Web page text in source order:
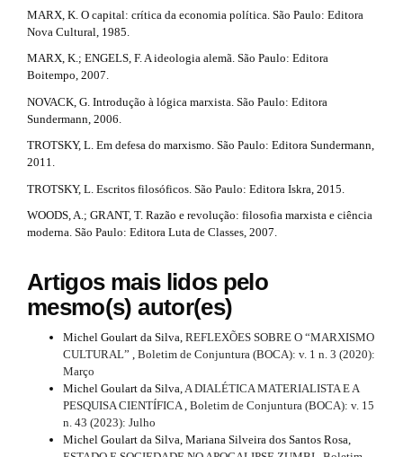
b
o
t
r
p
3
.
c
c
s
s
i
t
a
i
l
s
#
#
MARX, K. O capital: crítica da economia política. São Paulo: Editora
Nova Cultural, 1985.
MARX, K.; ENGELS, F. A ideologia alemã. São Paulo: Editora
Boitempo, 2007.
NOVACK, G. Introdução à lógica marxista. São Paulo: Editora
Sundermann, 2006.
TROTSKY, L. Em defesa do marxismo. São Paulo: Editora Sundermann,
2011.
TROTSKY, L. Escritos filosóficos. São Paulo: Editora Iskra, 2015.
WOODS, A.; GRANT, T. Razão e revolução: filosofia marxista e ciência
moderna. São Paulo: Editora Luta de Classes, 2007.
Artigos mais lidos pelo
mesmo(s) autor(es)
Michel Goulart da Silva, REFLEXÕES SOBRE O “MARXISMO
CULTURAL” , Boletim de Conjuntura (BOCA): v. 1 n. 3 (2020):
Março
Michel Goulart da Silva,A DIALÉTICA MATERIALISTA E A
PESQUISA CIENTÍFICA, Boletim de Conjuntura (BOCA): v. 15
n. 43 (2023): Julho
Michel Goulart da Silva, Mariana Silveira dos Santos Rosa,